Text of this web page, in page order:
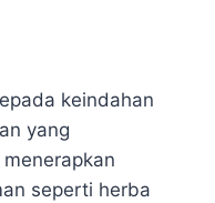
keindahan
yang
seperti herba